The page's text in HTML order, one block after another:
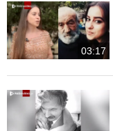
03:17